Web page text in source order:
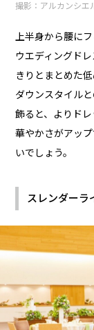
撮影：アルカンシエ
上半身から腰に
ウエディングド
きりとまとめた
ダウンスタイル
飾ると、よりド
華やかさがアッ
いでしょう。
スレンダーラ